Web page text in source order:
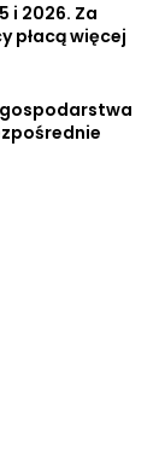
i 2026. Za
płacą więcej